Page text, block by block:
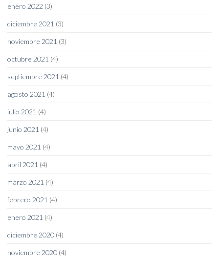
enero 2022 (3)
diciembre 2021 (3)
noviembre 2021 (3)
octubre 2021 (4)
septiembre 2021 (4)
agosto 2021 (4)
julio 2021 (4)
junio 2021 (4)
mayo 2021 (4)
abril 2021 (4)
marzo 2021 (4)
febrero 2021 (4)
enero 2021 (4)
diciembre 2020 (4)
noviembre 2020 (4)